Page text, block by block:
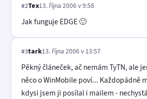
#2Tex13. října 2006 v 9:58
Jak funguje EDGE 🙂
#3tark13. října 2006 v 13:57
Pěkný článeček, ač nemám TyTN, ale
něco o WinMobile poví... Každopádně
kdysi jsem ji posílal i mailem -